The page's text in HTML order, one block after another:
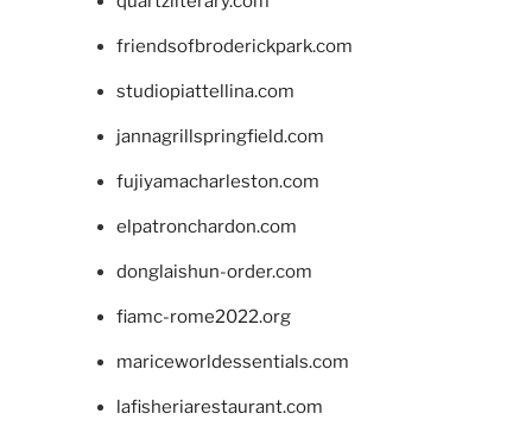
friendsofbroderickpark.com
studiopiattellina.com
jannagrillspringfield.com
fujiyamacharleston.com
elpatronchardon.com
donglaishun-order.com
fiamc-rome2022.org
mariceworldessentials.com
lafisheriarestaurant.com